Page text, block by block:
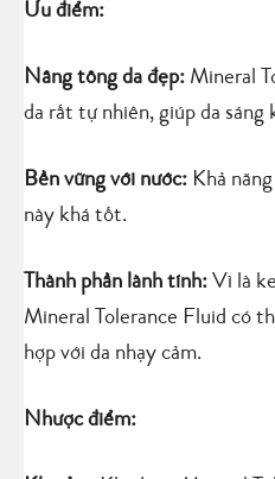
Ưu điểm:
Nâng tông da đẹp: Mineral
da rất tự nhiên, giúp da sáng
Bền vững với nước: Khả
này khá tốt.
Thành phần lành tính: Vì là
Mineral Tolerance Fluid có
hợp với da nhạy cảm.
Nhược điểm: